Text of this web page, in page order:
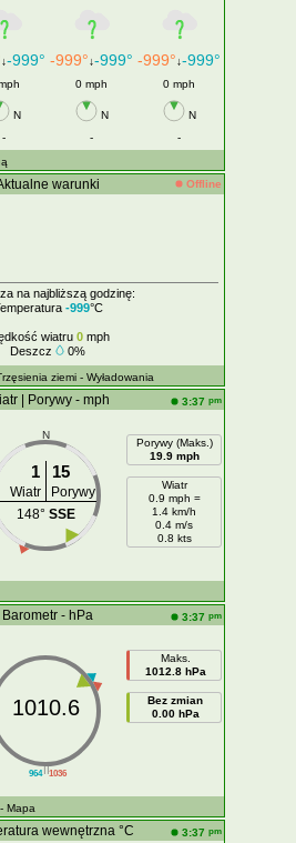
↓-999° -999°↓-999° -999°↓-999°
0 mph 0 mph
N N
N
- -
-
warunki Offline
na najbliższą godzinę:
-999°C
wiatru 0 mph
Deszcz
0%
ziemi - Wyładowania
| Porywy - mph 3:37 pm
N
1 15
Wiatr
Porywy
148° SSE
Porywy (Maks.)
19.9 mph
Wiatr
0.9 mph =
1.4 km/h
0.4 m/s
0.8 kts
Barometr - hPa 3:37 pm
||
964 1036
1010.6
Maks.
1012.8 hPa
Bez zmian
0.00 hPa
- Mapa
wewnętrzna °C 3:37 pm